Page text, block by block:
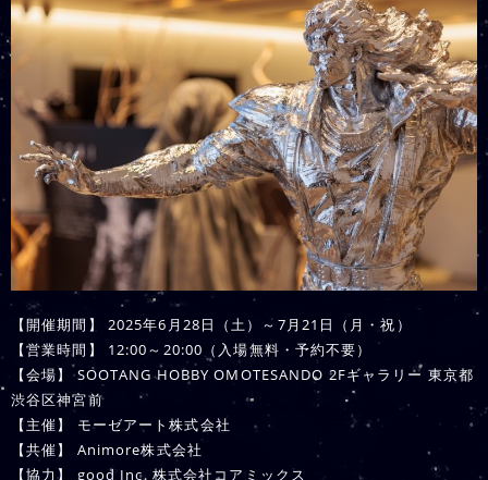
【開催期間】 2025年6月28日（土）～7月21日（月・祝）
【営業時間】 12:00～20:00（入場無料・予約不要）
【会場】 SOOTANG HOBBY OMOTESANDO 2Fギャラリー 東京都
渋谷区神宮前
【主催】 モーゼアート株式会社
【共催】 Animore株式会社
【協力】 good Inc. 株式会社コアミックス